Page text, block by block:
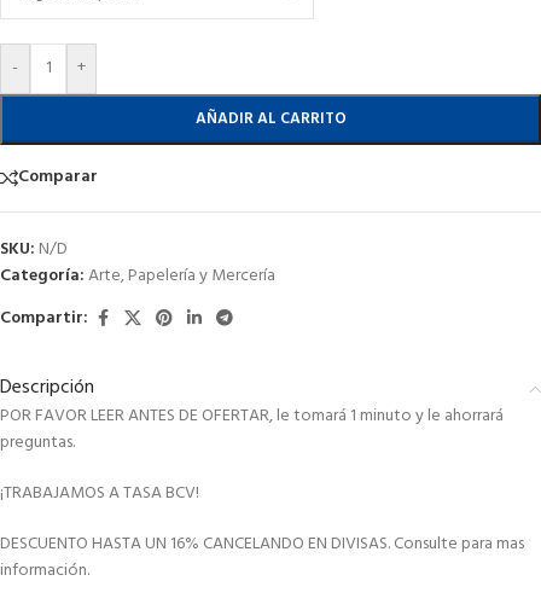
- +
AÑADIR AL CARRITO
Comparar
SKU: N/D
Categoría:Arte, Papelería y Mercería
Compartir:
Descripción
POR FAVOR LEER ANTES DE OFERTAR, le tomará 1 minuto y le ahorrará
preguntas.
¡TRABAJAMOS A TASA BCV!
DESCUENTO HASTA UN 16% CANCELANDO EN DIVISAS. Consulte para mas
información.